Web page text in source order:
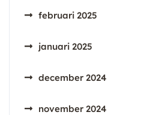
februari 2025
januari 2025
december 2024
november 2024